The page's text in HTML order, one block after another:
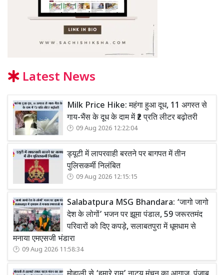
Latest News
Milk Price Hike: महंगा हुआ दूध, 11 अगस्त से
गाय-भैंस के दूध के दाम में ₹2 प्रति लीटर बढ़ोतरी
09 Aug 2026 12:22:04
ड्यूटी में लापरवाही बरतने पर बागपत में तीन
पुलिसकर्मी निलंबित
09 Aug 2026 12:15:15
Salabatpura MSG Bhandara: ‘जागो जागो
देश के लोगों’ भजन पर झूमा पंडाल, 59 जरूरतमंद
परिवारों को दिए कपड़े, सलाबतपुरा में धूमधाम से
मनाया एमएसजी भंडारा
09 Aug 2026 11:58:34